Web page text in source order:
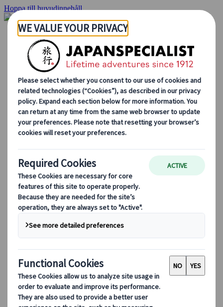
Hoppa till huvudinnehåll
Hemsidan
Resor
Individuellt resande
Gruppresor
Semester med självkörning
Utflykter
Skräddarsydda gruppresor
Japan Rail Pass
Hur vi arbetar
Om oss
Vårt team
Bli en del av vårt team
Säsongsbaserade resetips
Höjdpunkter på resmålet
Kulturella insikter
Kulinariska äventyr
Utforska Japan med tåg
Vanliga frågor och svar
Viktig information
Etikett i Japan
Körning i Japan
Boka med oss
Japan Rail Pass
Boende
Reserådgivning online
Japanspecialist
Blog
Kulturella insikter
Är du tatuerad? Hur man njuter av de varma källorna i Japan